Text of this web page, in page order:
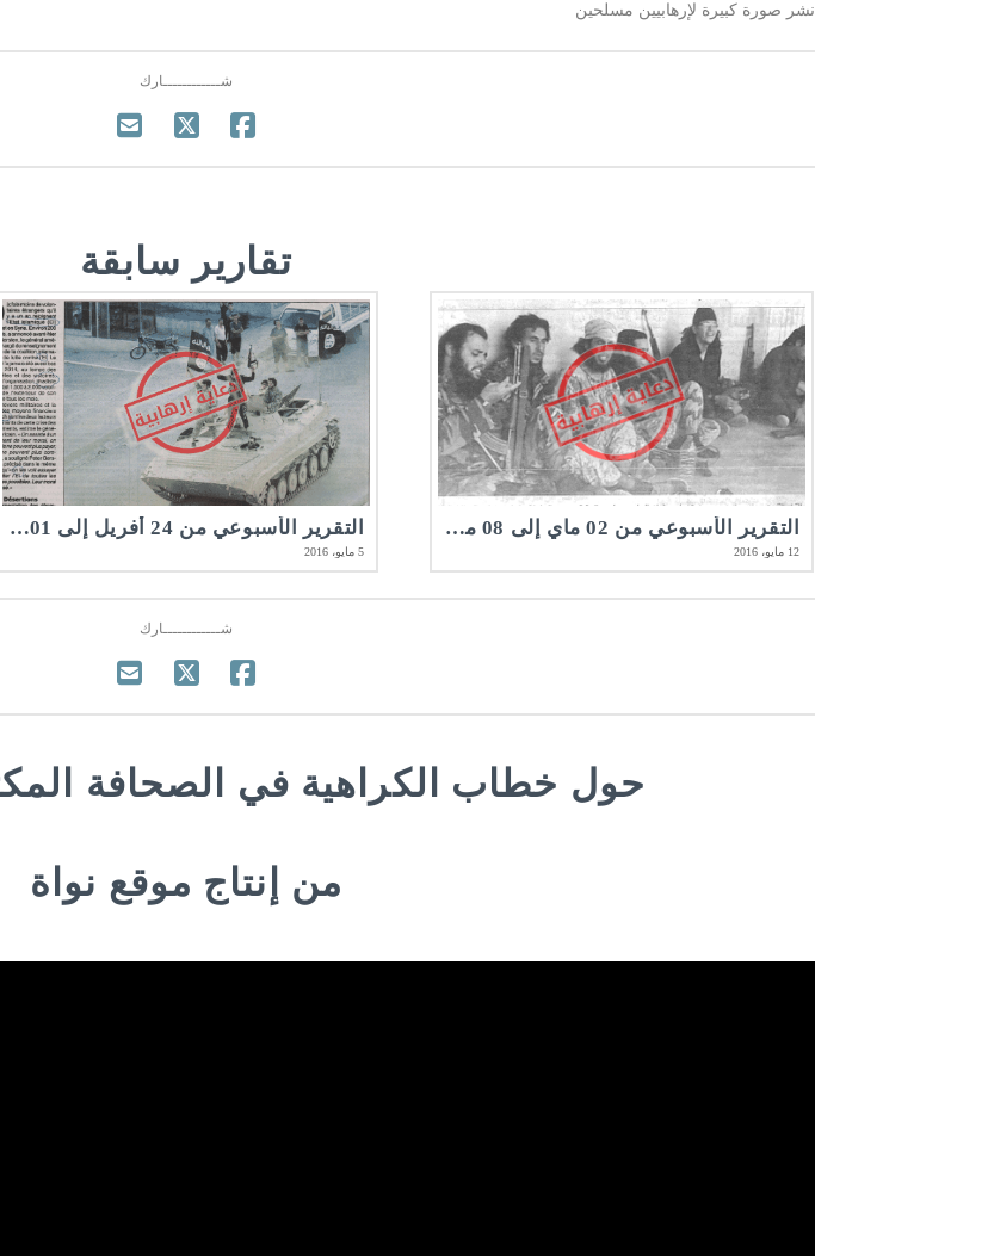
نشر صورة كبيرة لإرهابيين مسلحين
شــــــــــــارك
تقارير سابقة
التقرير الأسبوعي من 24 أفريل إلى 01 ماي 2016 | مرصد الأخلاقيات المهنية
5 مايو، 2016
التقرير الأسبوعي من 02 ماي إلى 08 ماي 2016 | مرصد الأخلاقيات المهنية
12 مايو، 2016
شــــــــــــارك
حول خطاب الكراهية في الصحافة
من إنتاج موقع نواة